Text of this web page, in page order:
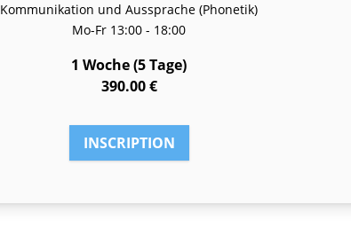
Kommunikation und Aussprache (Phonetik)
Mo-Fr 13:00 - 18:00
1 Woche (5 Tage)
390.00 €
INSCRIPTION